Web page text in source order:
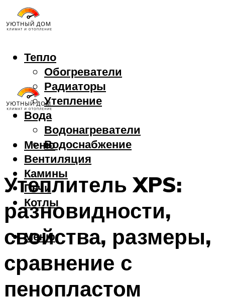
Тепло
Обогреватели
Радиаторы
Утепление
Вода
Водонагреватели
Водоснабжение
Вентиляция
Камины
Печи
Котлы
Меню
Меню
Утеплитель XPS:
разновидности,
свойства, размеры,
сравнение с
пенопластом